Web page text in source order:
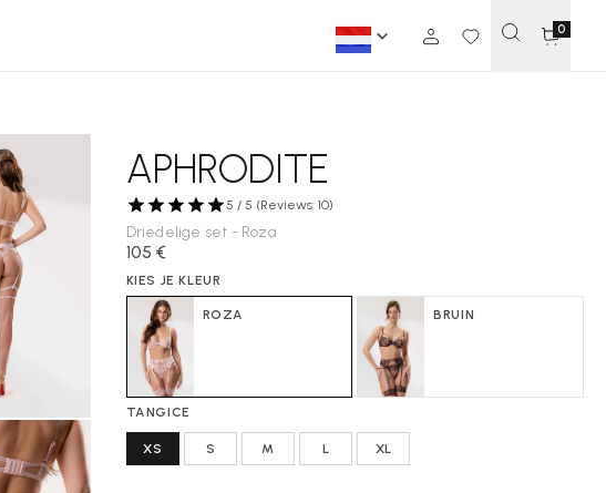
0
APHRODITE
5 / 5 (Reviews: 10)
Driedelige set - Roza
105 €
KIES JE KLEUR
ROZA BRUIN
TANGICE
XS S M L XL